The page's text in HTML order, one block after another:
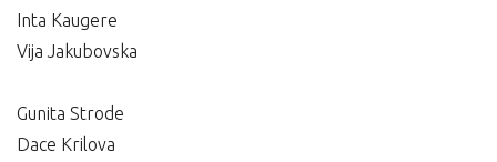
Inta Kaugere
Vija Jakubovska
Gunita Strode
Dace Krilova